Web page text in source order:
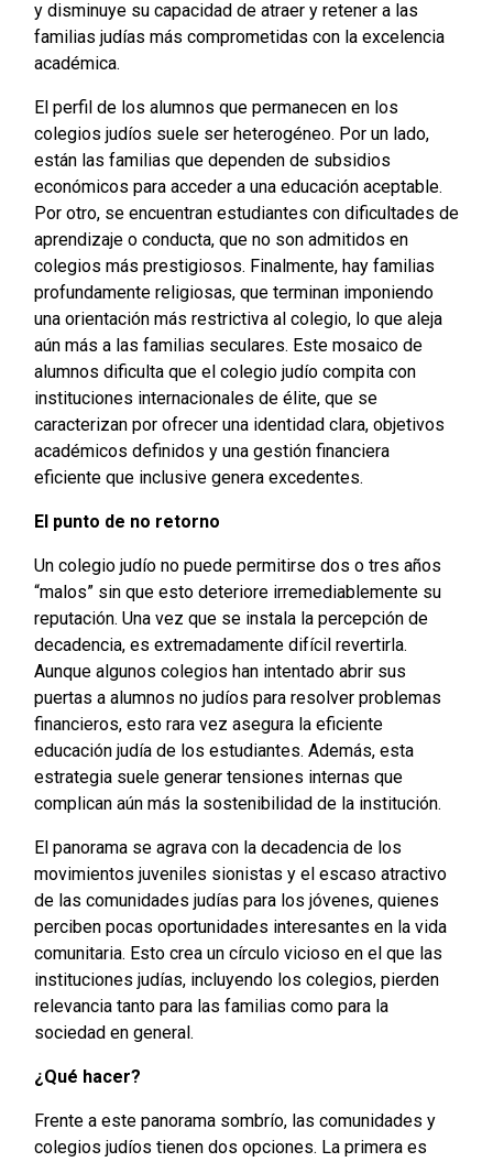
y disminuye su capacidad de atraer y retener a las
familias judías más comprometidas con la excelencia
académica.
El perfil de los alumnos que permanecen en los
colegios judíos suele ser heterogéneo. Por un lado,
están las familias que dependen de subsidios
económicos para acceder a una educación aceptable.
Por otro, se encuentran estudiantes con dificultades de
aprendizaje o conducta, que no son admitidos en
colegios más prestigiosos. Finalmente, hay familias
profundamente religiosas, que terminan imponiendo
una orientación más restrictiva al colegio, lo que aleja
aún más a las familias seculares. Este mosaico de
alumnos dificulta que el colegio judío compita con
instituciones internacionales de élite, que se
caracterizan por ofrecer una identidad clara, objetivos
académicos definidos y una gestión financiera
eficiente que inclusive genera excedentes.
El punto de no retorno
Un colegio judío no puede permitirse dos o tres años
“malos” sin que esto deteriore irremediablemente su
reputación. Una vez que se instala la percepción de
decadencia, es extremadamente difícil revertirla.
Aunque algunos colegios han intentado abrir sus
puertas a alumnos no judíos para resolver problemas
financieros, esto rara vez asegura la eficiente
educación judía de los estudiantes. Además, esta
estrategia suele generar tensiones internas que
complican aún más la sostenibilidad de la institución.
El panorama se agrava con la decadencia de los
movimientos juveniles sionistas y el escaso atractivo
de las comunidades judías para los jóvenes, quienes
perciben pocas oportunidades interesantes en la vida
comunitaria. Esto crea un círculo vicioso en el que las
instituciones judías, incluyendo los colegios, pierden
relevancia tanto para las familias como para la
sociedad en general.
¿Qué hacer?
Frente a este panorama sombrío, las comunidades y
colegios judíos tienen dos opciones. La primera es